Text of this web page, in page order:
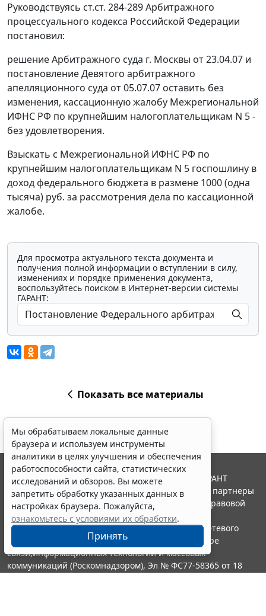
Руководствуясь ст.ст. 284-289Арбитражного
процессуального кодекса Российской Федерации
постановил:
решение Арбитражного суда г. Москвы от 23.04.07 и
постановление Девятого арбитражного
апелляционного суда от 05.07.07 оставить без
изменения, кассационную жалобу Межрегиональной
ИФНС РФ по крупнейшим налогоплательщикам N 5 -
без удовлетворения.
Взыскать с Межрегиональной ИФНС РФ по
крупнейшим налогоплательщикам N 5 госпошлину в
доход федерального бюджета в размене 1000 (одна
тысяча) руб. за рассмотрения дела по кассационной
жалобе.
Для просмотра актуального текста документа и
получения полной информации о вступлении в силу,
изменениях и порядке применения документа,
воспользуйтесь поиском в Интернет-версии системы
ГАРАНТ:
Показать все материалы
Мы обрабатываем локальные данные
браузера и используем инструменты
аналитики в целях улучшения и обеспечения
работоспособности сайта, статистических
исследований и обзоров. Вы можете
запретить обработку указанных данных в
настройках браузера. Пожалуйста,
ознакомьтесь с условиями их обработки.
Принять
© ООО "НПП "ГАРАНТ-СЕРВИС", 2026. Система ГАРАНТ
выпускается с 1990 года. Компания "Гарант" и ее партнеры
являются участниками Российской ассоциации правовой
информации ГАРАНТ.
Портал ГАРАНТ.РУ зарегистрирован в качестве сетевого
издания Федеральной службой по надзору в сфере
связи,информационных технологий и массовых
коммуникаций (Роскомнадзором), Эл № ФС77-58365 от 18